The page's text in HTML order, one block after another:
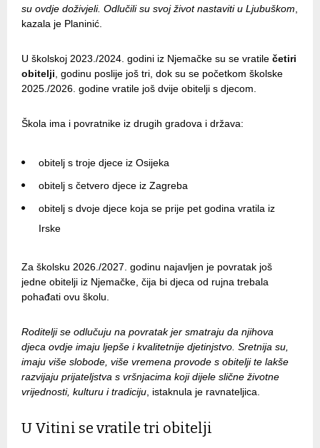
su ovdje doživjeli. Odlučili su svoj život nastaviti u Ljubuškom
kazala je Planinić.
U školskoj 2023./2024. godini iz Njemačke su se vratile četiri
obitelji , godinu poslije još tri, dok su se početkom školske
2025./2026. godine vratile još dvije obitelji s djecom.
Škola ima i povratnike iz drugih gradova i država:
obitelj s troje djece iz Osijeka
obitelj s četvero djece iz Zagreba
obitelj s dvoje djece koja se prije pet godina vratila iz
Irske
Za školsku 2026./2027. godinu najavljen je povratak još
jedne obitelji iz Njemačke, čija bi djeca od rujna trebala
pohađati ovu školu.
Roditelji se odlučuju na povratak jer smatraju da njihova
djeca ovdje imaju ljepše i kvalitetnije djetinjstvo. Sretnija su,
imaju više slobode, više vremena provode s obitelji te lakše
razvijaju prijateljstva s vršnjacima koji dijele slične životne
vrijednosti, kulturu i tradiciju , istaknula je ravnateljica.
U Vitini se vratile tri obitelji